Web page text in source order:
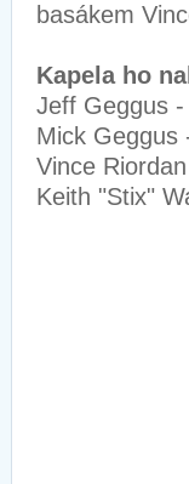
basákem
Kapela ho
Jeff Geggus
Mick Geggus
Vince
Keith "Stix"